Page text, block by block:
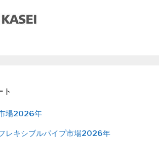
ト
場2026年
レキシブルパイプ市場2026年